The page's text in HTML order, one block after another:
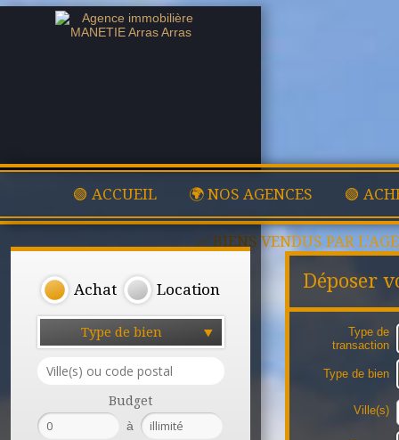
🟢 ACCUEIL 🌍 NOS AGENCES 🟢
✅ BIENS VENDUS PAR
Achat Location
Type de bien
Budget
à
Déposer
Type de
transaction
Type de bien
Ville(s)